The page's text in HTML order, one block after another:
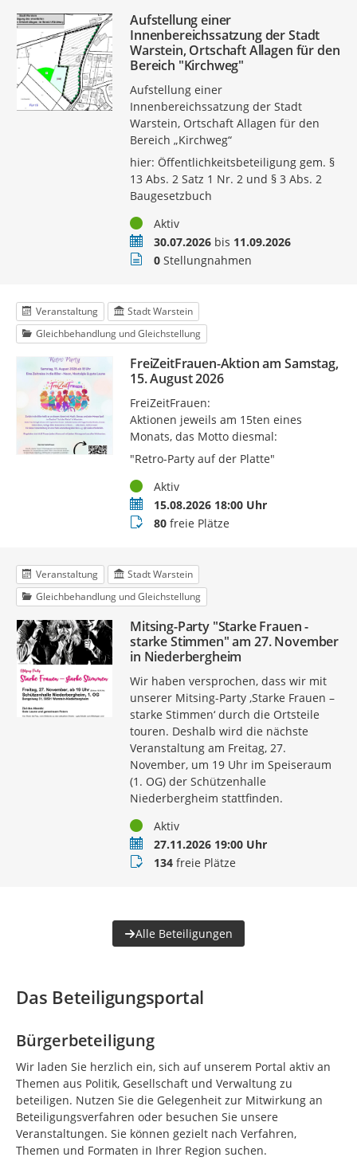
Aufstellung einer
Innenbereichssatzung der Stadt
Warstein, Ortschaft Allagen für den
Bereich "Kirchweg"
Aufstellung einer
Innenbereichssatzung der Stadt
Warstein, Ortschaft Allagen für den
Bereich „Kirchweg“
hier: Öffentlichkeitsbeteiligung gem. §
13 Abs. 2 Satz 1 Nr. 2 und § 3 Abs. 2
Baugesetzbuch
StatusAktiv
Zeitraum30.07.2026bis 11.09.2026
Stellungnahmen
0Stellungnahmen
Veranstaltung
Stadt Warstein
Gleichbehandlung und Gleichstellung
FreiZeitFrauen-Aktion am Samstag,
15. August 2026
FreiZeitFrauen:
Aktionen jeweils am 15ten eines
Monats, das Motto diesmal:
"Retro-Party auf der Platte"
StatusAktiv
Termin15.08.2026 18:00 Uhr
Buchungsstatus
80freie Plätze
Veranstaltung
Stadt Warstein
Gleichbehandlung und Gleichstellung
Mitsing-Party "Starke Frauen -
starke Stimmen" am 27. November
in Niederbergheim
Wir haben versprochen, dass wir mit
unserer Mitsing-Party ,Starke Frauen –
starke Stimmen‘ durch die Ortsteile
touren. Deshalb wird die nächste
Veranstaltung am Freitag, 27.
November, um 19 Uhr im Speiseraum
(1. OG) der Schützenhalle
Niederbergheim stattfinden.
StatusAktiv
Termin27.11.2026 19:00 Uhr
Buchungsstatus
134freie Plätze
Alle Beteiligungen
Das Beteiligungsportal
Bürgerbeteiligung
Wir laden Sie herzlich ein, sich auf unserem Portal aktiv an
Themen aus Politik, Gesellschaft und Verwaltung zu
beteiligen. Nutzen Sie die Gelegenheit zur Mitwirkung an
Beteiligungsverfahren oder besuchen Sie unsere
Veranstaltungen. Sie können gezielt nach Verfahren,
Themen und Formaten in Ihrer Region suchen.